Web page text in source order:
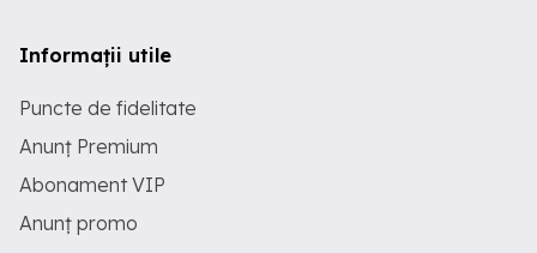
Informații utile
Puncte de fidelitate
Anunț Premium
Abonament VIP
Anunț promo